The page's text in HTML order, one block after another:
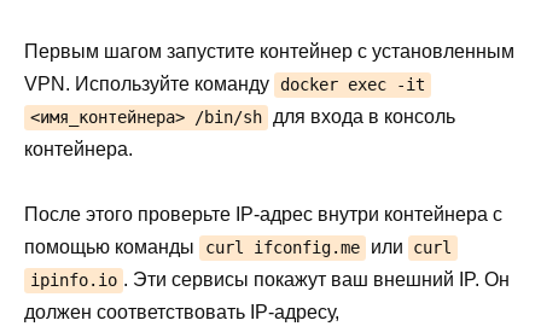
Первым шагом запустите контейнер с установленным
VPN. Используйте команду docker exec -it
<имя_контейнера> /bin/sh
для входа в консоль
контейнера.
После этого проверьте IP-адрес внутри контейнера с
помощью команды
curl ifconfig.me или
curl
ipinfo.io . Эти сервисы покажут ваш внешний IP. Он
должен соответствовать IP-адресу,